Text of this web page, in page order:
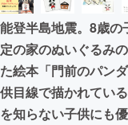
まちづ
CAMPFIRE
CAMPFIRE
能登半島地震。8歳の
定の家のぬいぐるみ
た絵本「門前のパン
供目線で描かれてい
を知らない子供にも